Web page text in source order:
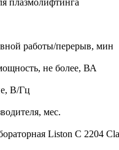
работы/перерыв, мин
не более, ВА
В/Гц
мес.
Liston C 2204